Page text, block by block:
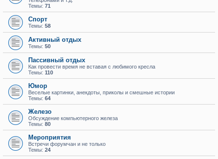
Темы: 71
Спорт
Темы: 58
Активный отдых
Темы: 50
Пассивный отдых
Как провести время не вставая с любимого кресла
Темы: 110
Юмор
Веселые картинки, анекдоты, приколы и смешные истории
Темы: 64
Железо
Обсуждение компьютерного железа
Темы: 80
Мероприятия
Встречи форумчан и не только
Темы: 24